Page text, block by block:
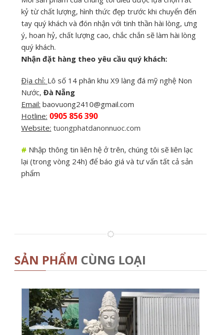
kỷ từ chất lượng, hình thức đẹp trước khi chuyển đến
tay quý khách và đón nhận với tinh thần hài lòng, ưng
ý, hoan hỷ, chất lượng cao, chắc chắn sẽ làm hài lòng
quý khách.
Nhận đặt hàng theo yêu cầu quý khách:
Địa chỉ: Lô số 14 phân khu X9 làng đá mỹ nghệ Non
Nước, Đà Nẵng
Email: baovuong2410@gmail.com
Hotline: 0905 856 390
Website: tuongphatdanonnuoc.com
# Nhập thông tin liên hệ ở trên, chúng tôi sẽ liên lạc
lại (trong vòng 24h) để báo giá và tư vấn tất cả sản
phẩm
SẢN PHẨM CÙNG LOẠI